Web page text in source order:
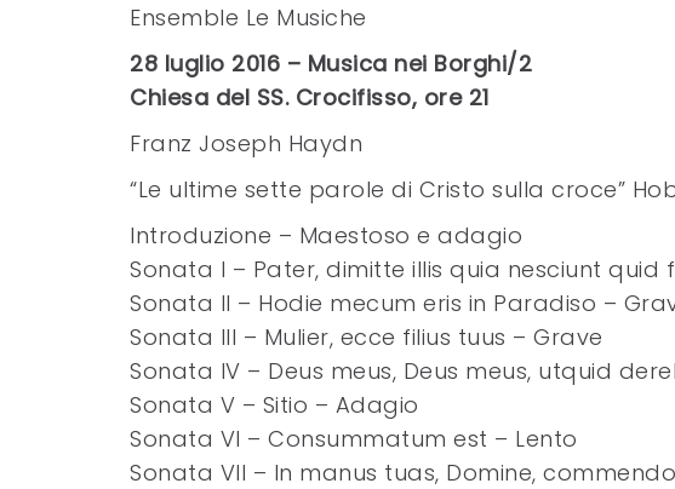
Ensemble Le Musiche
28 luglio 2016 – Musica nei Borghi/2
Chiesa del SS. Crocifisso, ore 21
Franz Joseph Haydn
“Le ultime sette parole di Cristo sulla croce”
Introduzione – Maestoso e adagio
Sonata I – Pater, dimitte illis quia nesciunt quid
Sonata II – Hodie mecum eris in Paradiso –
Sonata III – Mulier, ecce filius tuus – Grave
Sonata IV – Deus meus, Deus meus, utquid
Sonata V – Sitio – Adagio
Sonata VI – Consummatum est – Lento
Sonata VII – In manus tuas, Domine,